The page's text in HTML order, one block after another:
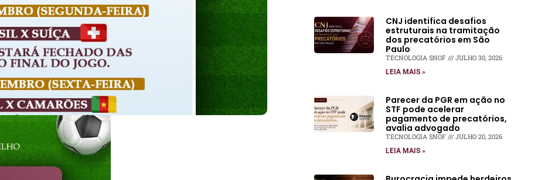
CNJ identifica desafios
estruturais na tramitação
dos precatórios em São
Paulo
TECNOLOGIA SNOF JULHO 30, 2026
LEIA MAIS »
Parecer da PGR em ação no
STF pode acelerar
pagamento de precatórios,
avalia advogado
TECNOLOGIA SNOF JULHO 20, 2026
LEIA MAIS »